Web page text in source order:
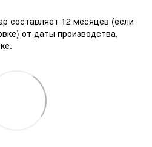
составляет 12 месяцев (если
от даты производства,